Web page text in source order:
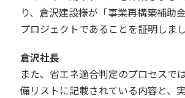
り、倉沢建設様が「事業再構築補助
プロジェクトであることを証明しまし
倉沢社長
また、省エネ適合判定のプロセスで
備リストに記載されている内容と、